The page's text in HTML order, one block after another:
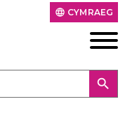
language CYMRAEG
search